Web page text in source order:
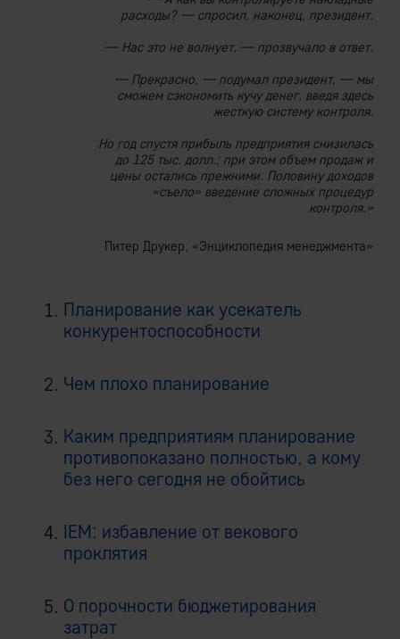
расходы? — спросил, наконец, президент.
— Нас это не волнует, — прозвучало в ответ.
— Прекрасно, — подумал президент, — мы
сможем сэкономить кучу денег, введя здесь
жесткую систему контроля.
Но год спустя прибыль предприятия снизилась
до 125 тыс. долл.; при этом объем продаж и
цены остались прежними. Половину доходов
«съело» введение сложных процедур
контроля.»
Питер Друкер, «Энциклопедия менеджмента»
Планирование как усекатель
конкурентоспособности
Чем плохо планирование
Каким предприятиям планирование
противопоказано полностью, а кому
без него сегодня не обойтись
IEM: избавление от векового
проклятия
О порочности бюджетирования
затрат